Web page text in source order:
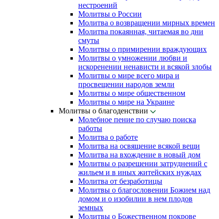
нестроений
Молитвы о России
Молитва о возвращении мирных времен
Молитва покаянная, читаемая во дни
смуты
Молитвы о примирении враждующих
Молитвы о умножении любви и
искоренении ненависти и всякой злобы
Молитвы о мире всего мира и
просвещении народов земли
Молитвы о мире общественном
Молитвы о мире на Украине
Молитвы о благоденствии
Молебное пение по случаю поиска
работы
Молитва о работе
Молитва на освящение всякой вещи
Молитва на вхождение в новый дом
Молитвы о разрешении затруднений с
жильем и в иных житейских нуждах
Молитва от безработицы
Молитвы о благословении Божием над
домом и о изобилии в нем плодов
земных
Молитвы о Божественном покрове